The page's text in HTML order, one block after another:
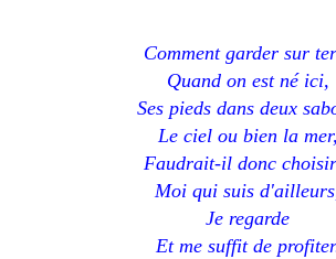
Comment garder sur
Quand on est né ici,
Ses pieds dans deux
Le ciel ou bien la mer,
Faudrait-il donc
Moi qui suis
Je regarde
Et me suffit de